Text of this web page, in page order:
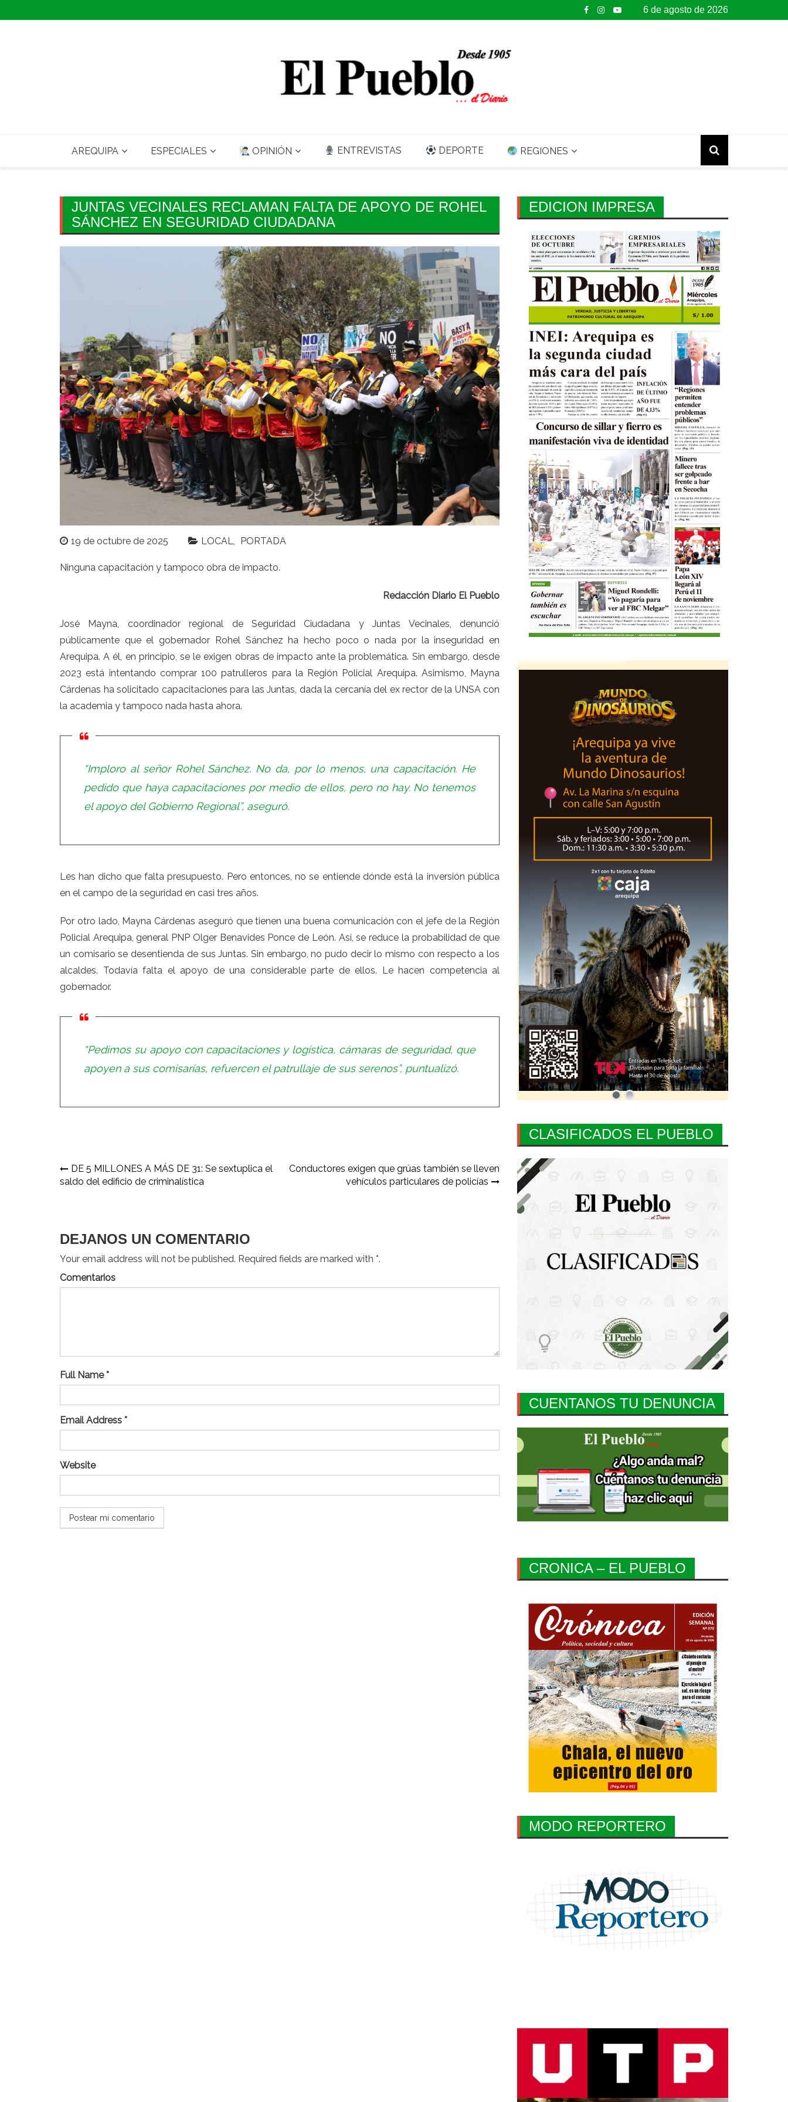
to
6 de agosto de 2026
AREQUIPA ESPECIALES OPINIÓN ENTREVISTAS DEPORTE REGIONES
JUNTAS VECINALES RECLAMAN FALTA DE APOYO DE ROHEL
SÁNCHEZ EN SEGURIDAD CIUDADANA
19 de octubre de 2025 LOCAL PORTADA
Ninguna capacitación y tampoco obra de impacto.
Redacción Diario El Pueblo
José Mayna, coordinador regional de Seguridad Ciudadana y Juntas Vecinales, denunció
públicamente que el gobernador Rohel Sánchez ha hecho poco o nada por la inseguridad en
Arequipa. A él, en principio, se le exigen obras de impacto ante la problemática. Sin embargo, desde
2023 está intentando comprar 100 patrulleros para la Región Policial Arequipa. Asimismo, Mayna
Cárdenas ha solicitado capacitaciones para las Juntas, dada la cercanía del ex rector de la UNSA con
la academia y tampoco nada hasta ahora.
“Imploro al señor Rohel Sánchez. No da, por lo menos, una capacitación. He
pedido que haya capacitaciones por medio de ellos, pero no hay. No tenemos
el apoyo del Gobierno Regional”, aseguró.
Les han dicho que falta presupuesto. Pero entonces, no se entiende dónde está la inversión pública
en el campo de la seguridad en casi tres años.
Por otro lado, Mayna Cárdenas aseguró que tienen una buena comunicación con el jefe de la Región
Policial Arequipa, general PNP Olger Benavides Ponce de León. Así, se reduce la probabilidad de que
un comisario se desentienda de sus Juntas. Sin embargo, no pudo decir lo mismo con respecto a los
alcaldes. Todavía falta el apoyo de una considerable parte de ellos. Le hacen competencia al
gobernador.
“Pedimos su apoyo con capacitaciones y logística, cámaras de seguridad, que
apoyen a sus comisarías, refuercen el patrullaje de sus serenos”, puntualizó.
Navegación
de
DE 5 MILLONES A MÁS DE 31: Se sextuplica el
saldo del edificio de criminalística
Conductores exigen que grúas también se lleven
vehículos particulares de policías
DEJANOS UN COMENTARIO
Your email address will not be published. Required fields are marked with *.
Comentarios
Full Name *
Email Address *
Website
EDICION IMPRESA
CLASIFICADOS EL PUEBLO
CUENTANOS TU DENUNCIA
CRONICA – EL PUEBLO
MODO REPORTERO